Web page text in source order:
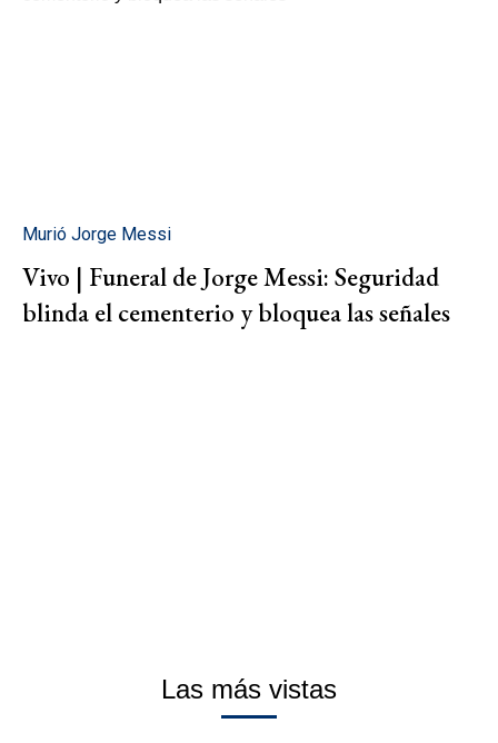
Murió Jorge Messi
Vivo | Funeral de Jorge Messi: Seguridad
blinda el cementerio y bloquea las señales
Las más vistas